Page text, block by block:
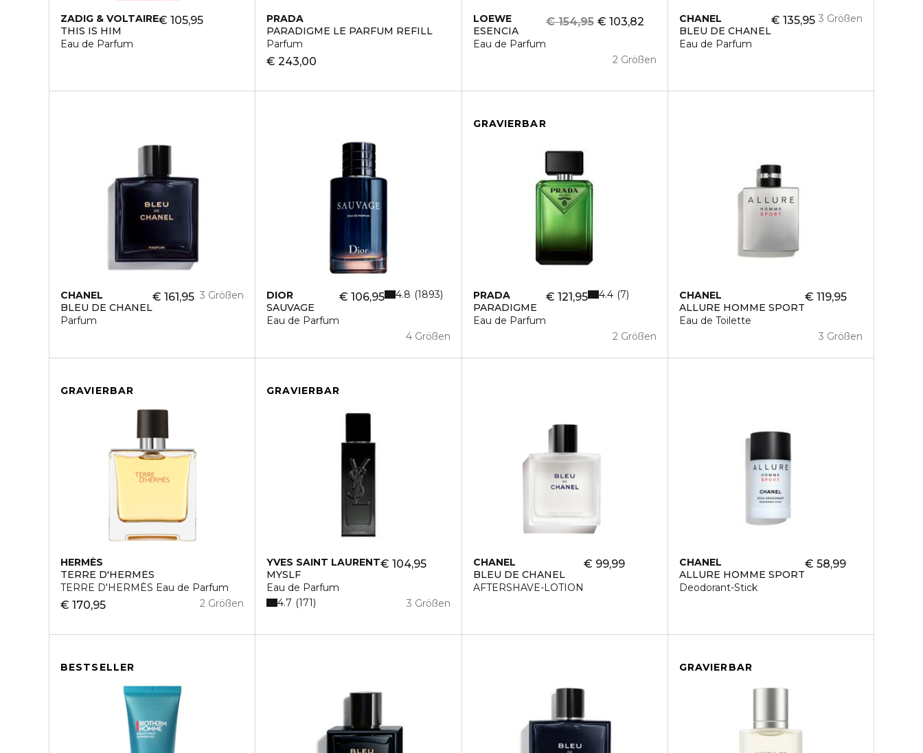
ZADIG & VOLTAIRE
THIS IS HIM
Eau de Parfum
€ 105,95
PRADA
PARADIGME LE PARFUM REFILL
Parfum
€ 243,00
LOEWE
ESENCIA
Eau de Parfum
€ 103,82
€ 154,95
2 Größen
CHANEL
BLEU DE CHANEL
Eau de Parfum
€ 135,95 3 Größen
CHANEL
BLEU DE CHANEL
Parfum
€ 161,95 3 Größen
DIOR
SAUVAGE
Eau de Parfum
€ 106,95
4 Größen
4.8 1893
GRAVIERBAR
PRADA
PARADIGME
Eau de Parfum
€ 121,95
2 Größen
4.4 7
CHANEL
ALLURE HOMME SPORT
Eau de Toilette
€ 119,95
3 Größen
GRAVIERBAR
HERMÈS
TERRE D'HERMÈS
TERRE D'HERMÈS Eau de Parfum
€ 170,95 2 Größen
GRAVIERBAR
YVES SAINT LAURENT
MYSLF
Eau de Parfum
€ 104,95
3 Größen
4.7 171
CHANEL
BLEU DE CHANEL
AFTERSHAVE-LOTION
€ 99,99
CHANEL
ALLURE HOMME SPORT
Deodorant-Stick
€ 58,99
BESTSELLER GRAVIERBAR